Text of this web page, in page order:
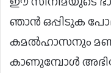
ഞാന്‍ ഒപ്പിടുക
കമല്‍ഹാസനും
കാണുമ്പോള്‍